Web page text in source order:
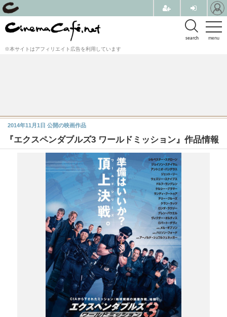
menu
search
※本サイトはアフィリエイト広告を利用しています
『エクスペンダブルズ3 ワールドミッション』作品情報
2014年11月1日 公開の映画作品